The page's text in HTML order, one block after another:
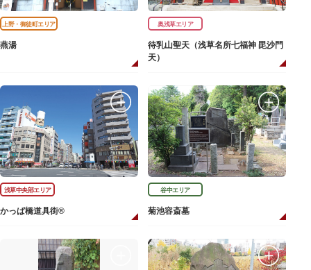
上野・御徒町エリア
燕湯
奥浅草エリア
待乳山聖天（浅草名所七福神 毘沙門
天）
浅草中央部エリア
かっぱ橋道具街®
谷中エリア
菊池容斎墓